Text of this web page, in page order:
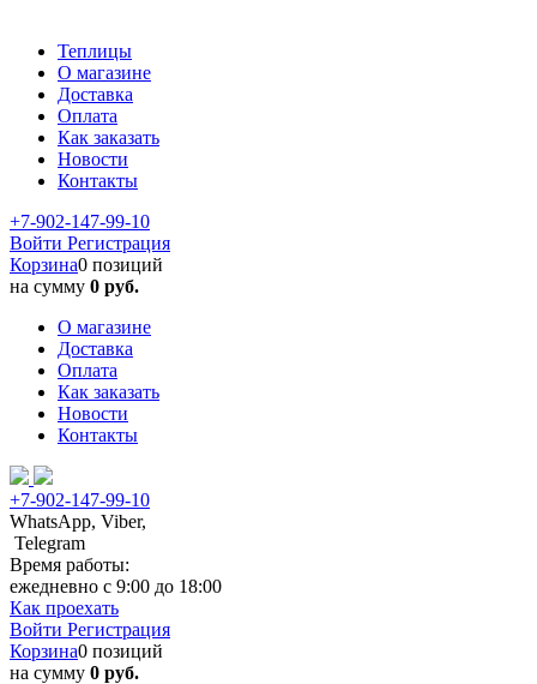
Теплицы
О магазине
Доставка
Оплата
Как заказать
Новости
Контакты
+7-902-147-99-10
Войти Регистрация
Корзина0 позиций
на сумму 0 руб.
О магазине
Доставка
Оплата
Как заказать
Новости
Контакты
+7-902-147-99-10
WhatsApp, Viber,
Telegram
Время работы:
ежедневно с 9:00 до 18:00
Как проехать
Войти Регистрация
Корзина0 позиций
на сумму 0 руб.